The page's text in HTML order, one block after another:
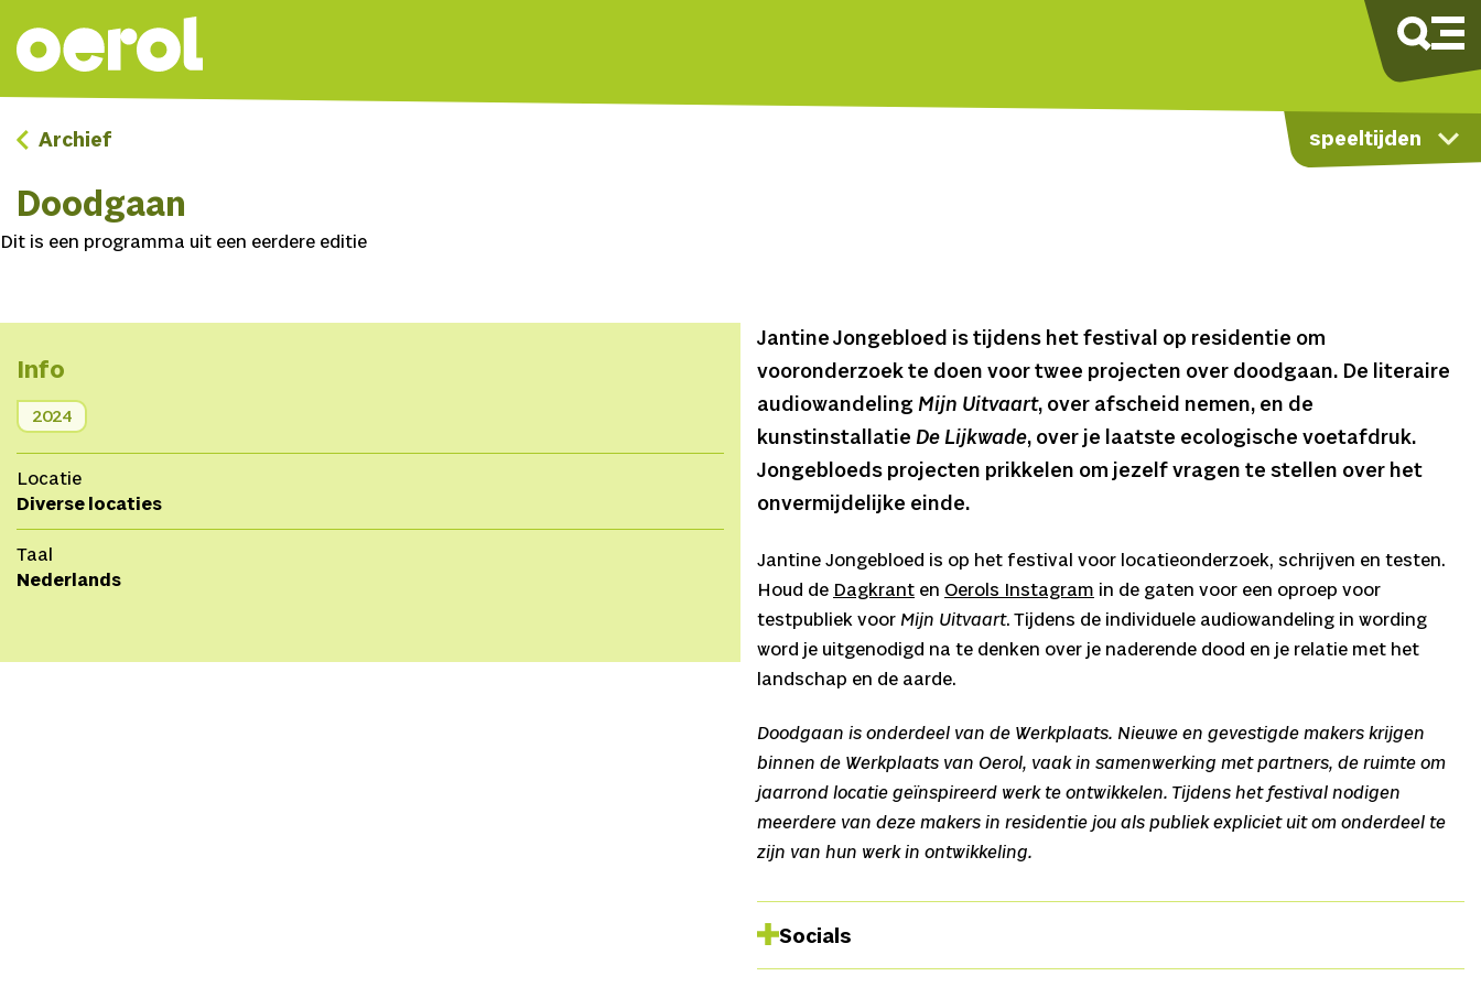
speeltijden
Archief
Doodgaan
Dit is een programma uit een eerdere editie
Info
2024
Locatie
Diverse locaties
Taal
Nederlands
Jantine Jongebloed is tijdens het festival op residentie om
vooronderzoek te doen voor twee projecten over doodgaan. De literaire
audiowandeling Mijn Uitvaart, over afscheid nemen, en de
kunstinstallatie De Lijkwade, over je laatste ecologische voetafdruk.
Jongebloeds projecten prikkelen om jezelf vragen te stellen over het
onvermijdelijke einde.
Jantine Jongebloed is op het festival voor locatieonderzoek, schrijven en testen.
Houd de Dagkrant en Oerols Instagram in de gaten voor een oproep voor
testpubliek voor Mijn Uitvaart. Tijdens de individuele audiowandeling in wording
word je uitgenodigd na te denken over je naderende dood en je relatie met het
landschap en de aarde.
Doodgaan is onderdeel van de Werkplaats. Nieuwe en gevestigde makers krijgen
binnen de Werkplaats van Oerol, vaak in samenwerking met partners, de ruimte om
jaarrond locatie geïnspireerd werk te ontwikkelen. Tijdens het festival nodigen
meerdere van deze makers in residentie jou als publiek expliciet uit om onderdeel te
zijn van hun werk in ontwikkeling.
Socials